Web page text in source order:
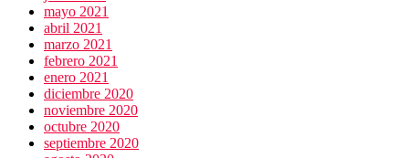
mayo 2021
abril 2021
marzo 2021
febrero 2021
enero 2021
diciembre 2020
noviembre 2020
octubre 2020
septiembre 2020